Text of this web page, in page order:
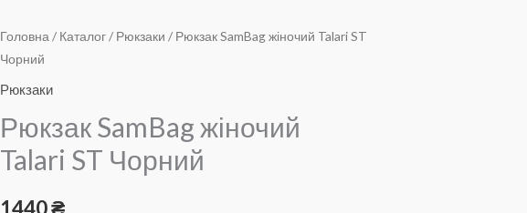
Головна / Каталог/ Рюкзаки / Рюкзак SamBag жіночий Talari ST
Чорний
Рюкзаки
Рюкзак SamBag жіночий
Talari ST Чорний
1440₴